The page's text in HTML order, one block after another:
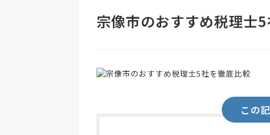
宗像市のおすすめ税理士
この